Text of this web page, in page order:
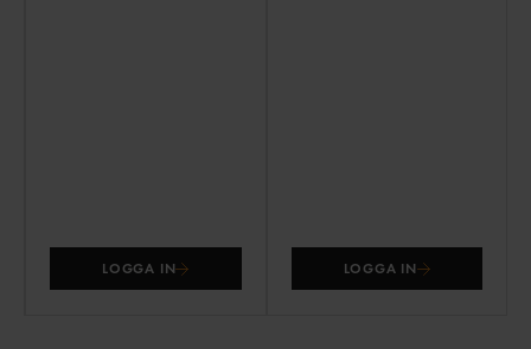
LOGGA IN LOGGA IN